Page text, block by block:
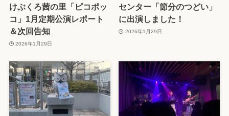
けぶくろ茜の里「ピコポッ
コ」1月定期公演レポート
＆次回告知
2026年1月29日
センター「節分のつどい」
に出演しました！
2026年1月29日